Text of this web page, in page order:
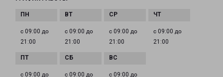
с 09:00 до
21:00
с 09:00 до
21:00
с 09:00 до
21:00
с 09:00 до
21:00
с 09:00 до
с 09:00 до
с 09:00 до